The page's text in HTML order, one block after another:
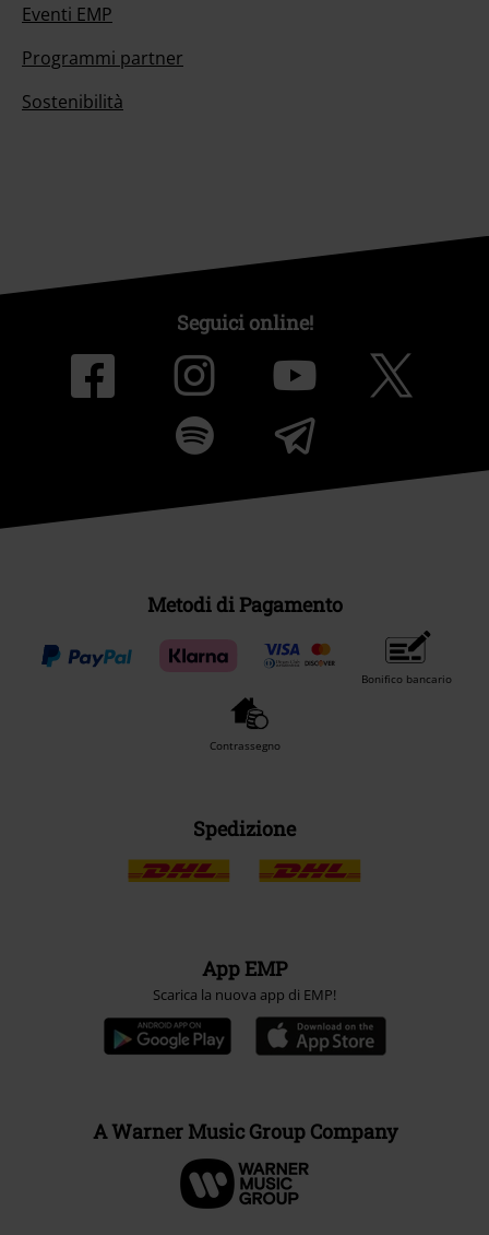
Eventi EMP
Programmi partner
Sostenibilità
Seguici online!
Metodi di Pagamento
Bonifico bancario
Contrassegno
Spedizione
App EMP
Scarica la nuova app di EMP!
A Warner Music Group Company